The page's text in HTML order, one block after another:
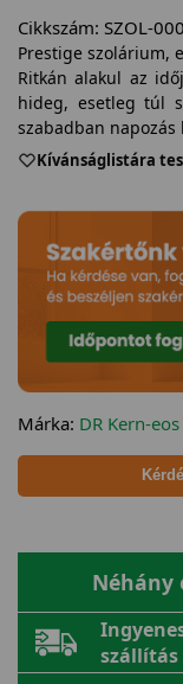
Cikkszám: SZOL-
Prestige szolárium,
Ritkán alakul az
hideg, esetleg túl
szabadban
Kívánságlistára
Márka: DR Kern-eos
Néhány
szállítás